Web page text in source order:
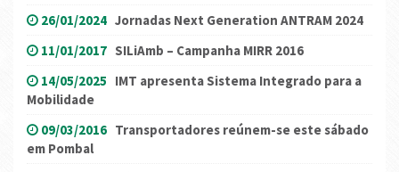
26/01/2024 Jornadas Next Generation ANTRAM 2024
11/01/2017 SILiAmb – Campanha MIRR 2016
14/05/2025 IMT apresenta Sistema Integrado para a
Mobilidade
09/03/2016 Transportadores reúnem-se este sábado
em Pombal